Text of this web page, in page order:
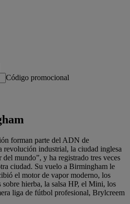
Código promocional
forman parte del ADN de
revolución industrial, la ciudad inglesa
mundo”, y ha registrado tres veces
ciudad. Su vuelo a Birmingham le
el motor de vapor moderno, los
hierba, la salsa HP, el Mini, los
liga de fútbol profesional, Brylcreem